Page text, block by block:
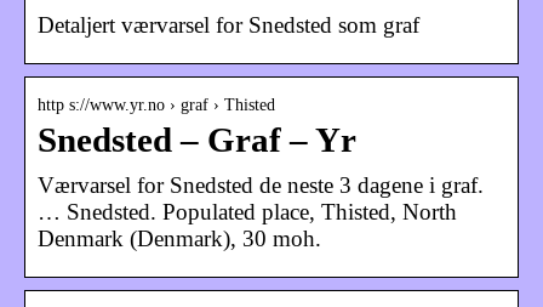
Detaljert værvarsel for Snedsted som graf
http s://www.yr.no › graf › Thisted
Snedsted – Graf – Yr
Værvarsel for Snedsted de neste 3 dagene i graf.
… Snedsted. Populated place, Thisted, North
Denmark (Denmark), 30 moh.